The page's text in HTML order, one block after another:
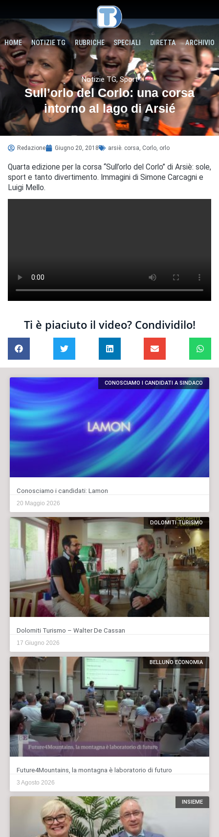
HOME NOTIZIE TG RUBRICHE SPECIALI DIRETTA ARCHIVIO
Notizie TG,Sport
Sull’orlo del Corlo: una corsa
intorno al lago di Arsié
Redazione Giugno 20, 2018 arsiè. corsa Corlo orlo
Quarta edizione per la corsa “Sull’orlo del Corlo” di Arsiè: sole,
sport e tanto divertimento. Immagini di Simone Carcagni e
Luigi Mello.
Ti è piaciuto il video? Condividilo!
CONOSCIAMO I CANDIDATI A SINDACO
Conosciamo i candidati: Lamon
20 Maggio 2026
DOLOMITI TURISMO
Dolomiti Turismo – Walter De Cassan
17 Giugno 2026
BELLUNO ECONOMIA
Future4Mountains, la montagna è laboratorio di futuro
3 Agosto 2026
INSIEME